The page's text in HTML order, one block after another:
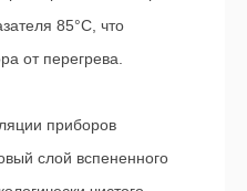
85°С, что
от перегрева.
приборов
слой вспененного